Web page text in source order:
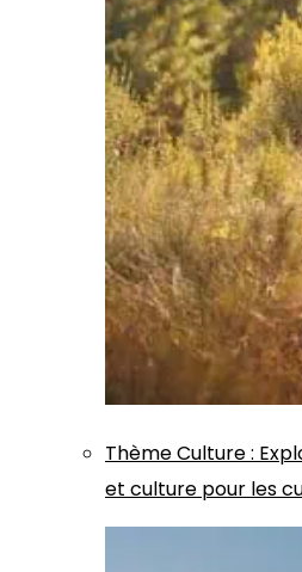
ThèmeCulture:
et culture pour les